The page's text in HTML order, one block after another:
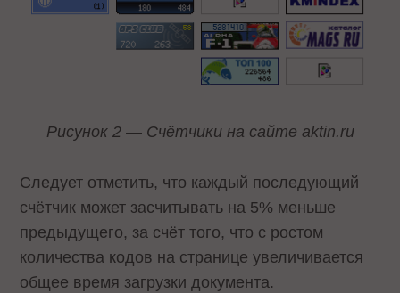
Рисунок 2 — Счётчики на сайте aktin.ru
Следует отметить, что каждый последующий
счётчик может засчитывать на 5% меньше
предыдущего, за счёт того, что с ростом
количества кодов на странице увеличивается
общее время загрузки документа.